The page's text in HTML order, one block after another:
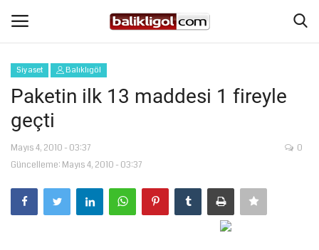
Giriş Yap
Anasayfa
Köşe Yazıları
Şanlıurfa
Siyaset Balıklıgöl
Paketin ilk 13 maddesi 1 fireyle
geçti
Mayıs 4, 2010 - 03:37
Güncelleme: Mayıs 4, 2010 - 03:37
0